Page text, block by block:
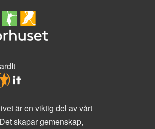
är en viktig del av vårt
skapar gemenskap,